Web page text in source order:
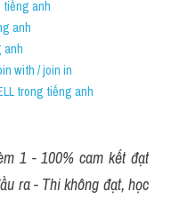
anh
anh
anh
with / join in
trong tiếng anh
1 - 100% cam kết đạt
ra - Thi không đạt, học